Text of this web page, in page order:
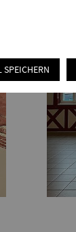
SPEICHERN